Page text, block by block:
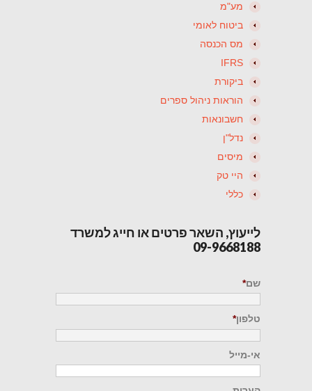
מע"מ
ביטוח לאומי
מס הכנסה
IFRS
ביקורת
הוראות ניהול ספרים
חשבונאות
נדל"ן
מיסים
היי טק
כללי
לייעוץ, השאר פרטים או חייג למשרד
09-9668188
שם*
טלפון*
אי-מייל